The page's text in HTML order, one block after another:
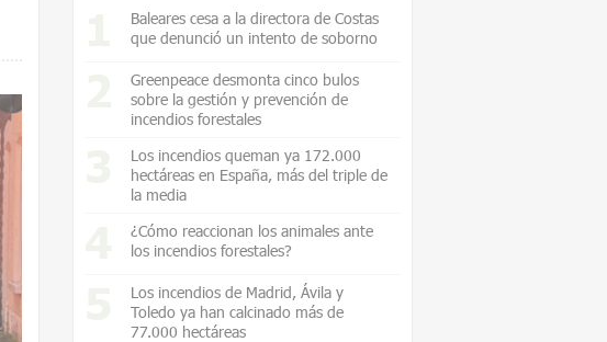
Baleares cesa a la directora de Costas
que denunció un intento de soborno
Greenpeace desmonta cinco bulos
sobre la gestión y prevención de
incendios forestales
Los incendios queman ya 172.000
hectáreas en España, más del triple de
la media
¿Cómo reaccionan los animales ante
los incendios forestales?
Los incendios de Madrid, Ávila y
Toledo ya han calcinado más de
77.000 hectáreas